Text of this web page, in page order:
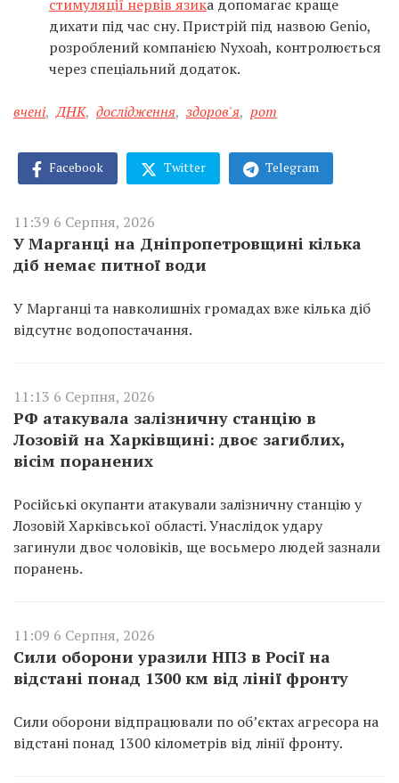
стимуляції нервів язика допомагає краще
дихати під час сну. Пристрій під назвою Genio,
розроблений компанією Nyxoah, контролюється
через спеціальний додаток.
вчені, ДНК, дослідження, здоров'я, рот
Facebook Twitter Telegram
11:39 6 Серпня, 2026
У Марганці на Дніпропетровщині кілька
діб немає питної води
У Марганці та навколишніх громадах вже кілька діб
відсутнє водопостачання.
11:13 6 Серпня, 2026
РФ атакувала залізничну станцію в
Лозовій на Харківщині: двоє загиблих,
вісім поранених
Російські окупанти атакували залізничну станцію у
Лозовій Харківської області. Унаслідок удару
загинули двоє чоловіків, ще восьмеро людей зазнали
поранень.
11:09 6 Серпня, 2026
Сили оборони уразили НПЗ в Росії на
відстані понад 1300 км від лінії фронту
Сили оборони відпрацювали по об’єктах агресора на
відстані понад 1300 кілометрів від лінії фронту.